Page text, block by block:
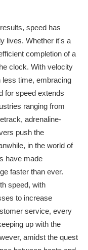
speed has
lives. Whether it's a
completion of a
clock. With velocity
less time, embracing
for speed extends
ranging from
adrenaline-
push the
in the world of
have made
faster than ever.
speed, with
to increase
service, every
up with the
amidst the quest